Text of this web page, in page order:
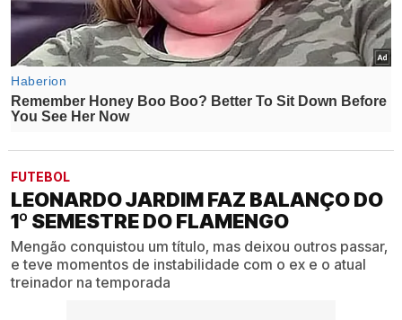
FUTEBOL
LEONARDO JARDIM FAZ BALANÇO DO
1º SEMESTRE DO FLAMENGO
Mengão conquistou um título, mas deixou outros passar,
e teve momentos de instabilidade com o ex e o atual
treinador na temporada